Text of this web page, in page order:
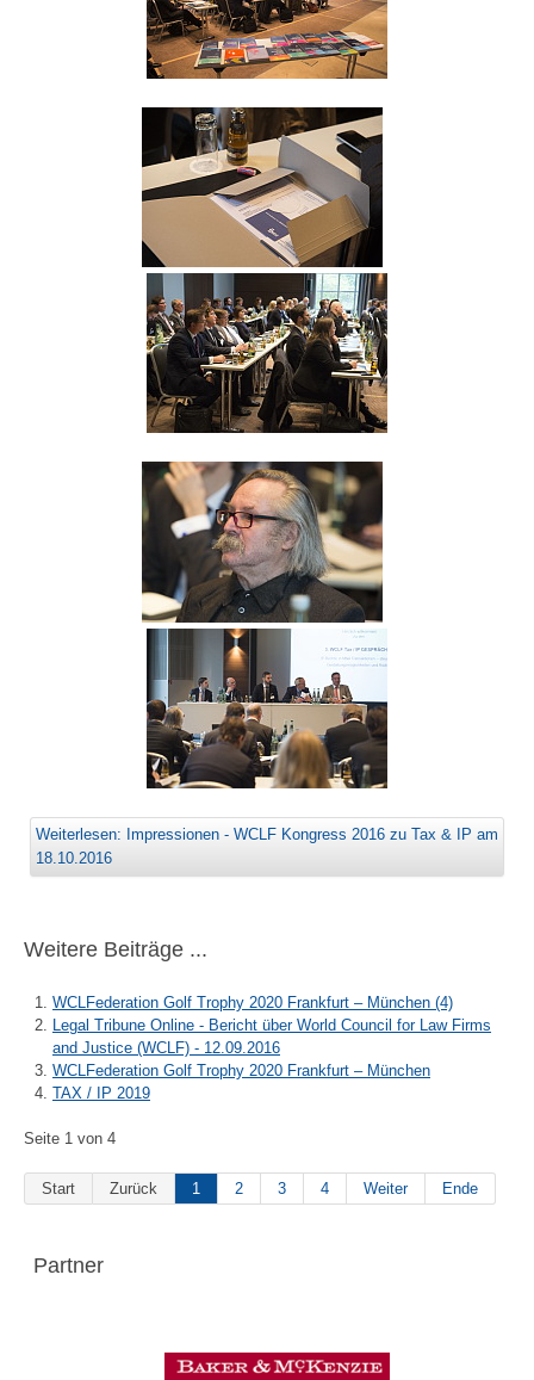
Weiterlesen: Impressionen - WCLF Kongress 2016 zu Tax & IP am
18.10.2016
Weitere Beiträge ...
WCLFederation Golf Trophy 2020 Frankfurt – München (4)
Legal Tribune Online - Bericht über World Council for Law Firms
and Justice (WCLF) - 12.09.2016
WCLFederation Golf Trophy 2020 Frankfurt – München
TAX / IP 2019
Seite 1 von 4
Start Zurück 1 2 3 4 Weiter Ende
Partner